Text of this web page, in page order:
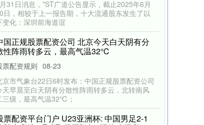
浮市防汛防旱防风防冻应急
中
国
正
规
股
票
配
司
季
前
5球
+首
秀
绝
杀
!
小
蛤
蟆
”恩
古
莫
哈
会
成
红
军
下
一
个
版
本
答
案
票配资规则 08-27
股
票
配
资
公
司
开
户
网
站
桥
头
镇
第
41个
教
师
节
教
育
风
采
巡
之
东
莞
市
第
一
中
学
（
集
）
桥
头
中